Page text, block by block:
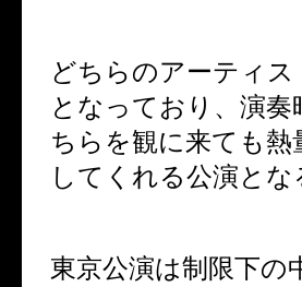
どちらのアーティ
となっており、演
ちらを観に来ても
してくれる公演とな
東京公演は制限下の